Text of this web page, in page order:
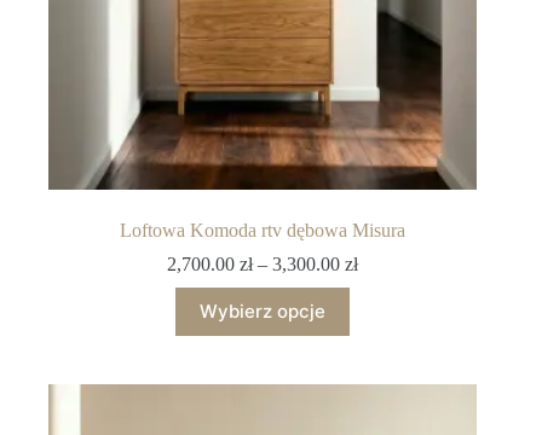
Loftowa Komoda rtv dębowa Misura
2,700.00zł – 3,300.00zł
Wybierz opcje